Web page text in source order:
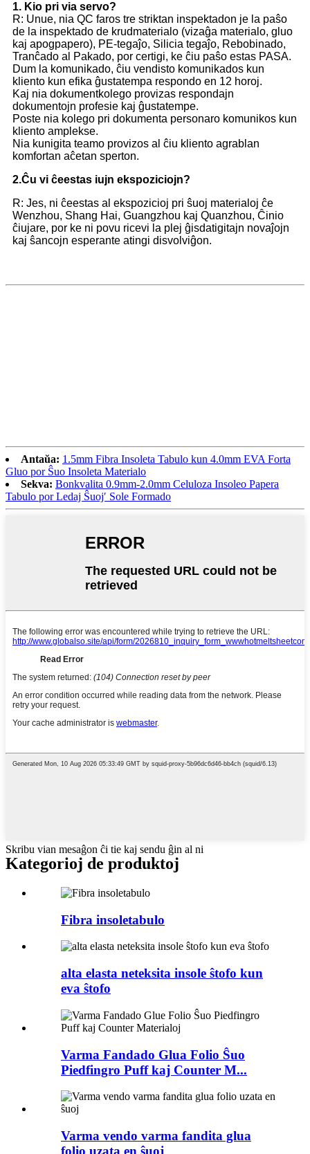
1. Kio pri via servo?
R: Unue, nia QC faros tre striktan inspektadon je la paŝo
de la inspektado de krudmaterialo (vizaĝa materialo, gluo
kaj apogpapero), PE-tegaĵo, Silicia tegaĵo, Rebobinado,
Tranĉado al Pakado, por certigi, ke ĉiu paŝo estas PASA.
Dum la komunikado, ĉiu vendisto komunikados kun
kliento kun efika ĝustatempa respondo en 12 horoj.
Kaj nia dokumentkolego provizas respondajn
dokumentojn profesie kaj ĝustatempe.
Poste nia kolego pri dokumenta personaro komunikos kun
kliento amplekse.
Nia kunigita teamo provizos al ĉiu kliento agrablan
komfortan aĉetan sperton.
2.Ĉu vi ĉeestas iujn ekspoziciojn?
R: Jes, ni ĉeestas al ekspozicioj pri ŝuoj materialoj ĉe
Wenzhou, Shang Hai, Guangzhou kaj Quanzhou, Ĉinio
ĉiujare, por ke ni povu ricevi la plej ĝisdatigitajn novaĵojn
kaj ŝancojn esperante atingi disvolviĝon.
Antaŭa: 1.5mm Fibra Insoleta Tabulo kun 4.0mm EVA Forta
Gluo por Ŝuo Insoleta Materialo
Sekva: Bonkvalita 0.9mm-2.0mm Celuloza Insoleo Papera
Tabulo por Ledaj Ŝuoj′ Sole Formado
Skribu vian mesaĝon ĉi tie kaj sendu ĝin al ni
Kategorioj de produktoj
Fibra insoletabulo
alta elasta neteksita insole ŝtofo kun
eva ŝtofo
Varma Fandado Glua Folio Ŝuo
Piedfingro Puff kaj Counter M...
Varma vendo varma fandita glua
folio uzata en ŝuoj